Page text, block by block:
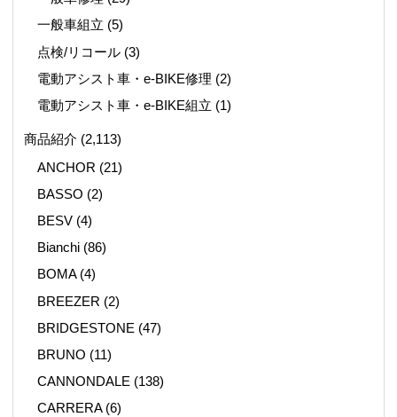
一般車組立 (5)
点検/リコール (3)
電動アシスト車・e-BIKE修理 (2)
電動アシスト車・e-BIKE組立 (1)
商品紹介 (2,113)
ANCHOR (21)
BASSO (2)
BESV (4)
Bianchi (86)
BOMA(4)
BREEZER (2)
BRIDGESTONE (47)
BRUNO (11)
CANNONDALE (138)
CARRERA(6)